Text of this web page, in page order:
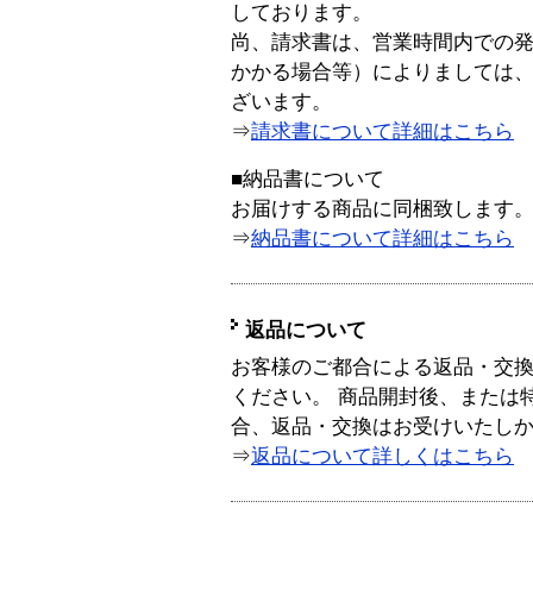
しております。
尚、請求書は、営業時間内での
かかる場合等）によりましては
ざいます。
⇒請求書について詳細はこちら
■納品書について
お届けする商品に同梱致します。
⇒納品書について詳細はこちら
返品について
お客様のご都合による返品・交
ください。 商品開封後、または
合、返品・交換はお受けいたし
⇒返品について詳しくはこちら